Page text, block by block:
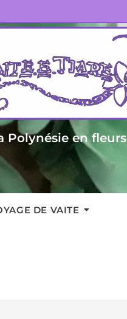
Polynésie en fleurs
DE VAITE